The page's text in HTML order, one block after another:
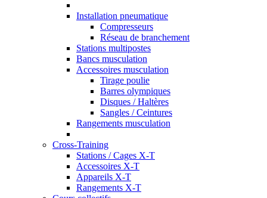
Installation pneumatique
Compresseurs
Réseau de branchement
Stations multipostes
Bancs musculation
Accessoires musculation
Tirage poulie
Barres olympiques
Disques / Haltères
Sangles / Ceintures
Rangements musculation
Cross-Training
Stations / Cages X-T
Accessoires X-T
Appareils X-T
Rangements X-T